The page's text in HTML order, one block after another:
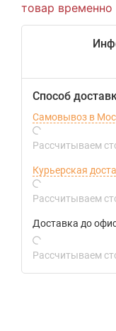
товар временно
Способ
Самовывоз в
Рассчитываем
Курьерская
Рассчитываем
Доставка до
Рассчитываем